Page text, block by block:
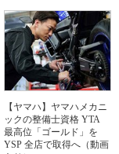
【ヤマハ】ヤマハメカニ
ックの整備士資格 YTA
最高位「ゴールド」を
YSP 全店で取得へ（動画